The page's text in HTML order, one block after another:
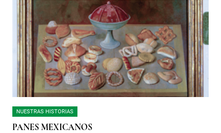
NUESTRAS HISTORIAS
PANES MEXICANOS